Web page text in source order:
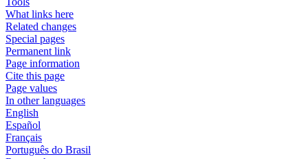
What links here
Related changes
Special pages
Permanent link
Page information
Cite this page
Page values
In other languages
English
Español
Français
Português do Brasil